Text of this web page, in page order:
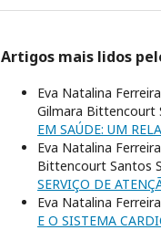
Artigos mais lidos
Eva Natalina
Gilmara Bittencourt
EM SAÚDE: UM
Eva Natalina
Bittencourt Santos
SERVIÇO DE
Eva Natalina
E O SISTEMA